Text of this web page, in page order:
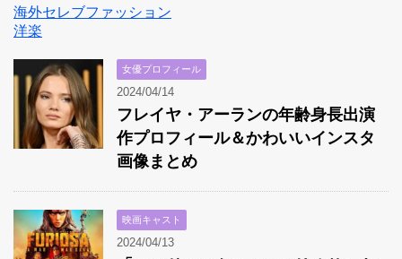
海外セレブファッション
洋楽
女優プロフィール
2024/04/14
フレイヤ・アーランの年齢身長出演
作プロフィール＆かわいいインスタ
画像まとめ
映画キャスト
2024/04/13